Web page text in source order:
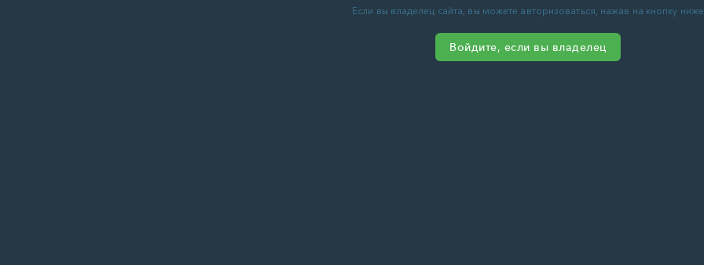
Если вы владелец сайта, вы можете авторизоваться, нажав на кнопку ниже
Войдите, если вы владелец